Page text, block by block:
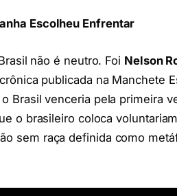
Escolheu Enfrentar
não é neutro. Foi Nelson
publicada na Manchete
Brasil venceria pela primeira
o brasileiro coloca
sem raça definida como